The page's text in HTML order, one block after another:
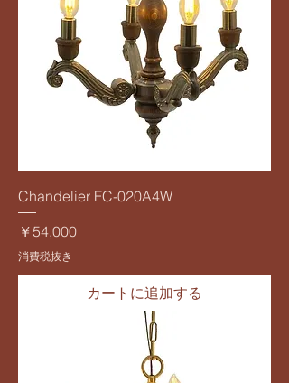
Chandelier FC-020A4W
価格
￥54,000
消費税抜き
カートに追加する